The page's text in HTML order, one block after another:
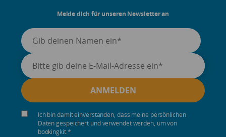
Melde dich für unseren Newsletter an
Ich bin damit einverstanden, dass meine persönlichen
Daten gespeichert und verwendet werden, um von
bookingkit.*